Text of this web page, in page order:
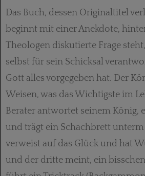
Das Buch, dessen Originaltitel
beginnt mit einer Anekdote,
Theologen diskutierte Frage
selbst für sein Schicksal
Gott alles vorgegeben hat. Der
Weisen, was das Wichtigste im
Berater antwortet seinem König,
und trägt ein Schachbrett
verweist auf das Glück und hat
und der dritte meint, ein